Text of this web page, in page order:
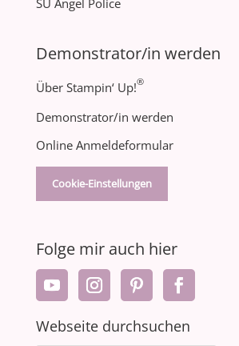
Demonstrator/in werden
Über Stampin‘ Up!®
Demonstrator/in werden
Online Anmeldeformular
Cookie-Einstellungen
Folge mir auch hier
Webseite durchsuchen